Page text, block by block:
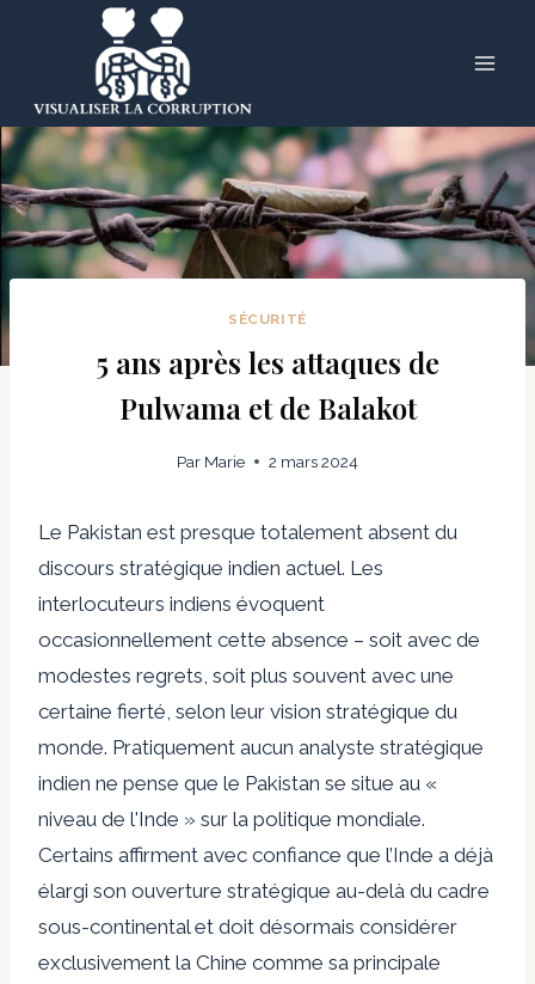
SÉCURITÉ
5 ans après les attaques de
Pulwama et de Balakot
Par Marie 2 mars 2024
Le Pakistan est presque totalement absent du
discours stratégique indien actuel. Les
interlocuteurs indiens évoquent
occasionnellement cette absence – soit avec de
modestes regrets, soit plus souvent avec une
certaine fierté, selon leur vision stratégique du
monde. Pratiquement aucun analyste stratégique
indien ne pense que le Pakistan se situe au «
niveau de l'Inde » sur la politique mondiale.
Certains affirment avec confiance que l’Inde a déjà
élargi son ouverture stratégique au-delà du cadre
sous-continental et doit désormais considérer
exclusivement la Chine comme sa principale